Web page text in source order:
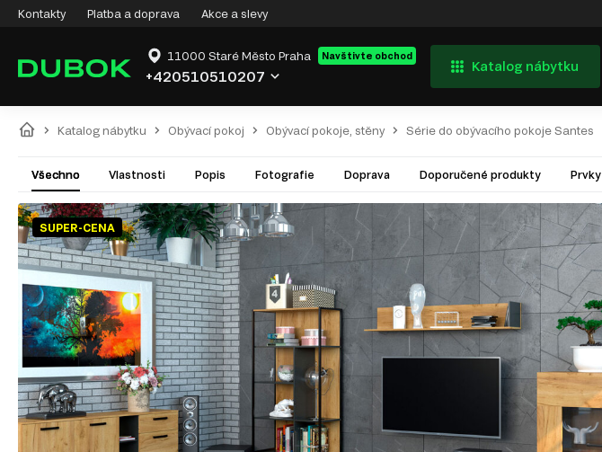
Kontakty Platba a doprava Akce a slevy
11000 Staré Město Praha Navštivte obchod
+420510510207
Katalog nábytku
Katalog nábytku Obývací pokoj Obývací pokoje, stěny Série do obývacího pokoje Santes
Všechno Vlastnosti Popis Fotografie Doprava Doporučené produkty Prvky
SUPER-CENA